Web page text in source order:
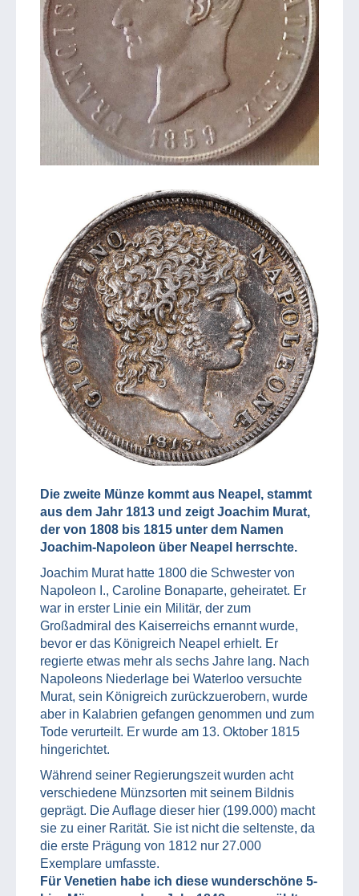
Die zweite Münze kommt aus Neapel, stammt
aus dem Jahr 1813 und zeigt Joachim Murat,
der von 1808 bis 1815 unter dem Namen
Joachim-Napoleon über Neapel herrschte.
Joachim Murat hatte 1800 die Schwester von
Napoleon I., Caroline Bonaparte, geheiratet. Er
war in erster Linie ein Militär, der zum
Großadmiral des Kaiserreichs ernannt wurde,
bevor er das Königreich Neapel erhielt. Er
regierte etwas mehr als sechs Jahre lang. Nach
Napoleons Niederlage bei Waterloo versuchte
Murat, sein Königreich zurückzuerobern, wurde
aber in Kalabrien gefangen genommen und zum
Tode verurteilt. Er wurde am 13. Oktober 1815
hingerichtet.
Während seiner Regierungszeit wurden acht
verschiedene Münzsorten mit seinem Bildnis
geprägt. Die Auflage dieser hier (199.000) macht
sie zu einer Rarität. Sie ist nicht die seltenste, da
die erste Prägung von 1812 nur 27.000
Exemplare umfasste.
Für Venetien habe ich diese wunderschöne 5-